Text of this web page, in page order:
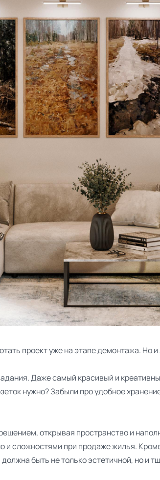
проект уже на этапе демонтажа. Но
Даже самый красивый и
нужно? Забыли про удобное
открывая пространство и
и сложностями при продаже жилья.
быть не только эстетичной, но и